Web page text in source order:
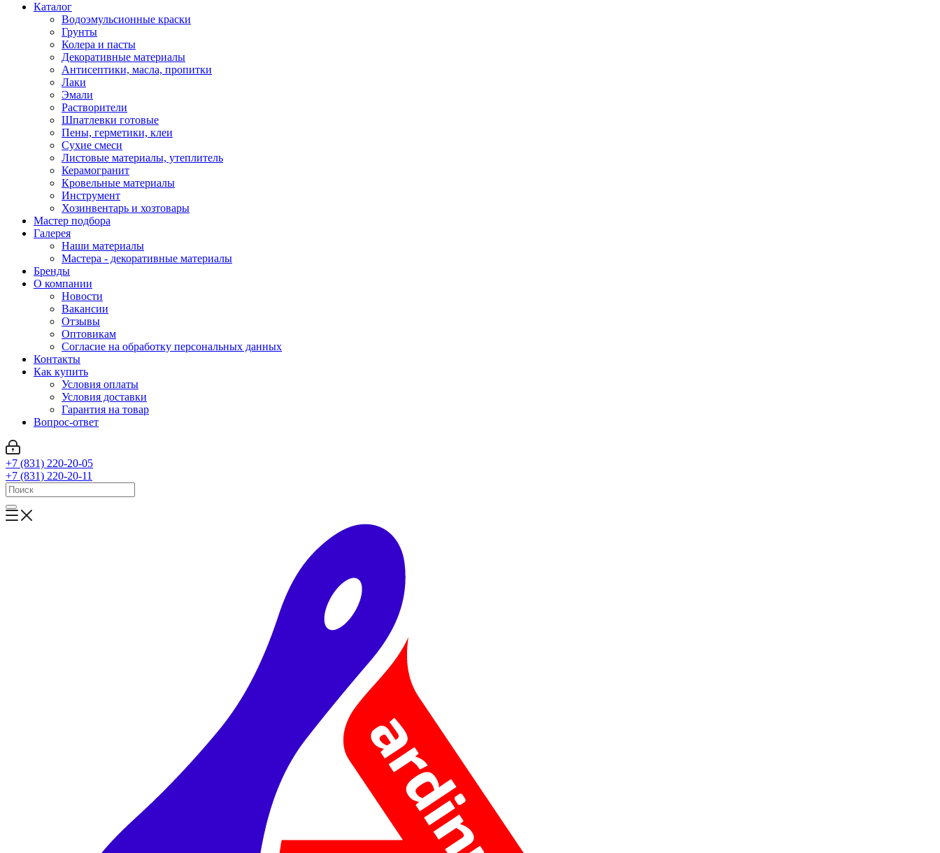
Каталог
Водоэмульсионные краски
Грунты
Колера и пасты
Декоративные материалы
Антисептики, масла, пропитки
Лаки
Эмали
Растворители
Шпатлевки готовые
Пены, герметики, клеи
Сухие смеси
Листовые материалы, утеплитель
Керамогранит
Кровельные материалы
Инструмент
Хозинвентарь и хозтовары
Мастер подбора
Галерея
Наши материалы
Мастера - декоративные материалы
Бренды
О компании
Новости
Вакансии
Отзывы
Оптовикам
Cогласие на обработку персональных данных
Контакты
Как купить
Условия оплаты
Условия доставки
Гарантия на товар
Вопрос-ответ
+7 (831) 220-20-05
+7 (831) 220-20-11